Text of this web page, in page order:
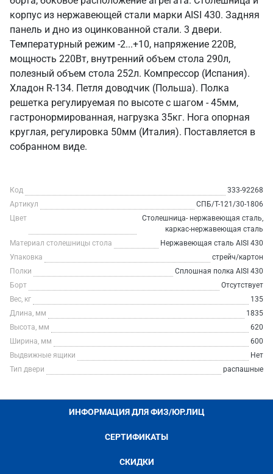
корпус из нержавеющей стали марки AISI 430. Задняя
панель и дно из оцинкованной стали. 3 двери.
Температурный режим -2...+10, напряжение 220В,
мощность 220Вт, внутренний объем стола 290л,
полезный объем стола 252л. Компрессор (Испания).
Хладон R-134. Петля доводчик (Польша). Полка
решетка регулируемая по высоте с шагом - 45мм,
гастронормированная, нагрузка 35кг. Нога опорная
круглая, регулировка 50мм (Италия). Поставляется в
собранном виде.
Код
333-92268
Артикул
СПБ/Т-121/30-1806
Цвет
Столешница- нержавеющая сталь,
каркас-нержавеющая сталь
Материал столешницы стола
Нержавеющая сталь AISI 430
Упаковка
стрейч/картон
Полки
Сплошная полка AISI 430
Борт
Отсутствует
Вес, кг
135
Длина, мм
1835
Высота, мм
620
Ширина, мм
600
Выдвижные ящики
Нет
Тип двери
распашные
ИНФОРМАЦИЯ ДЛЯ ФИЗ/ЮР.ЛИЦ
СЕРТИФИКАТЫ
СКИДКИ